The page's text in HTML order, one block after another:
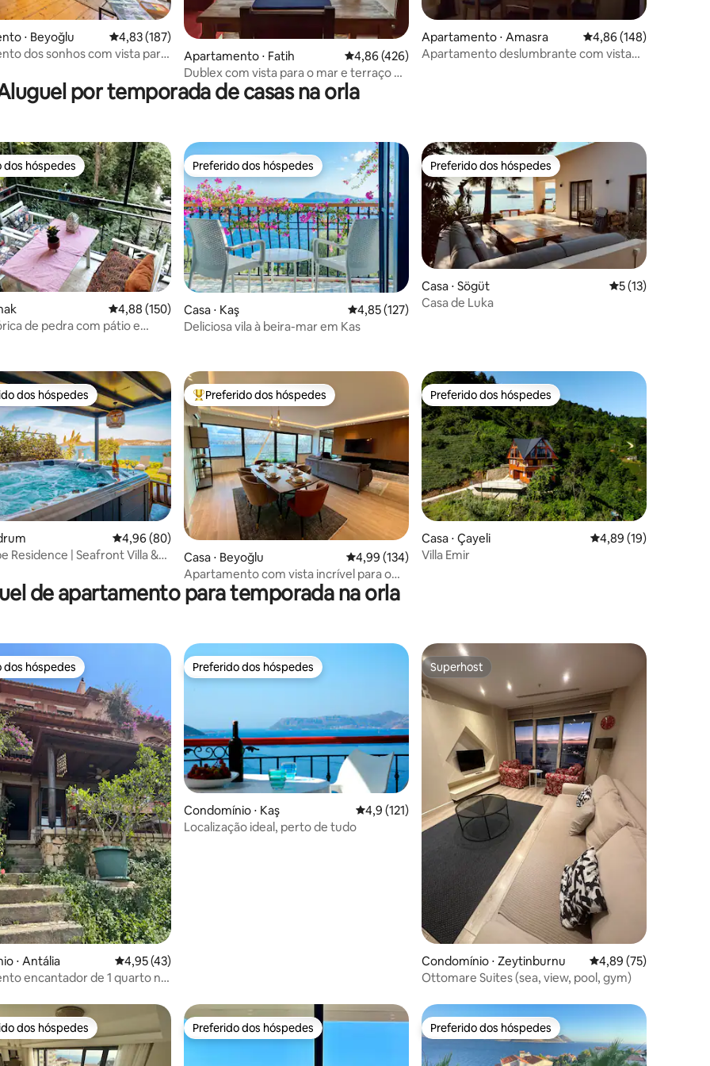
⋅ Beyoğlu 4,83 de uma avaliação média de 5, 187 avaliações
4,83 (187)
dos sonhos com vista para
Apartamento ⋅ Fatih 4,86 de uma avaliação média de 5, 426 avaliações
4,86 (426)
Dublex com vista para o mar e terraço na
cidade velha
Apartamento ⋅ Amasra 4,86 de uma avaliação
4,86 (148)
Apartamento deslumbrante com vista
por temporada de casas na orla
de 5, 185 avaliações
dos hóspedes
dos hóspedes
4,88 de uma avaliação média de 5, 150 avaliações
4,88 (150)
de pedra com pátio e
Preferido dos hóspedes
Preferido dos hóspedes
Casa ⋅ Kaş 4,85 de uma avaliação média de 5, 127 avaliações
4,85 (127)
Deliciosa vila à beira-mar em Kas
Preferido dos hóspedes
Preferido dos hóspedes
Casa ⋅ Sögüt 5 de uma
5 (13)
Casa de Luka
de 5, 43 avaliações
preferidos dos hóspedes
dos hóspedes
4,96 de uma avaliação média de 5, 80 avaliações
4,96 (80)
Residence | Seafront Villa &
Entre os melhores preferidos dos hóspedes
Preferido dos hóspedes
Casa ⋅ Beyoğlu 4,99 de uma avaliação média de 5, 134 avaliações
4,99 (134)
Apartamento com vista incrível para o
Bósforo
Preferido dos hóspedes
Preferido dos hóspedes
Casa ⋅ Çayeli 4,89 de uma
4,89 (19)
Villa Emir
de apartamento para temporada na orla
de 5, 85 avaliações
dos hóspedes
dos hóspedes
⋅ Antália 4,95 de uma avaliação média de 5, 43 avaliações
4,95 (43)
encantador de 1 quarto no
Preferido dos hóspedes
Preferido dos hóspedes
Condomínio ⋅ Kaş 4,9 de uma avaliação média de 5, 121 avaliações
4,9 (121)
Localização ideal, perto de tudo
Superhost
Superhost
Condomínio ⋅ Zeytinburnu 4,89 de uma
4,89 (75)
Ottomare Suites (sea, view, pool, gym)
preferidos dos hóspedes
dos hóspedes Preferido dos hóspedes
Preferido dos hóspedes Preferido dos hóspedes
Preferido dos hóspedes